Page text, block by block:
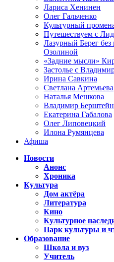
Лариса Хенинен
Олег Гальченко
Культурный
Путешествуем с
Лазурный Берег
Озолиной
«Задние мысли»
Застолье с
Ирина Савкина
Светлана Артемьева
Наталья Мешкова
Владимир Берштейн
Екатерина Габалова
Олег Липовецкий
Илона Румянцева
Афиша
Новости
Анонс
Хроника
Культура
Дом актёра
Литература
Кино
Культурное
Парк культуры и
Образование
Школа и вуз
Учитель